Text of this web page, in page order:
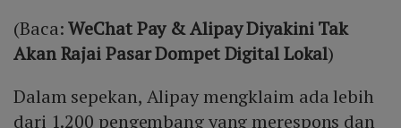
(Baca:WeChat Pay & Alipay Diyakini Tak
Akan Rajai Pasar Dompet Digital Lokal)
Dalam sepekan, Alipay mengklaim ada lebih
dari 1.200 pengembang yang merespons dan